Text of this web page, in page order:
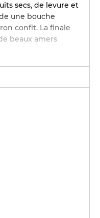
secs, de levure et
une bouche
confit. La finale
beaux amers